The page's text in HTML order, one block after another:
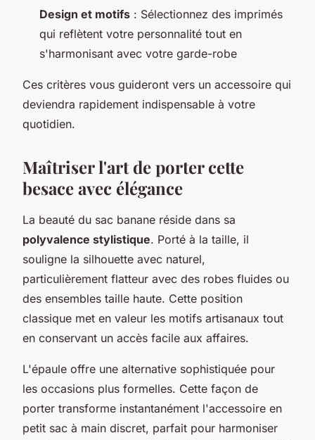
Design et motifs : Sélectionnez des imprimés
qui reflètent votre personnalité tout en
s'harmonisant avec votre garde-robe
Ces critères vous guideront vers un accessoire qui
deviendra rapidement indispensable à votre
quotidien.
Maîtriser l'art de porter cette
besace avec élégance
La beauté du sac banane réside dans sa
polyvalence stylistique. Porté à la taille, il
souligne la silhouette avec naturel,
particulièrement flatteur avec des robes fluides ou
des ensembles taille haute. Cette position
classique met en valeur les motifs artisanaux tout
en conservant un accès facile aux affaires.
L'épaule offre une alternative sophistiquée pour
les occasions plus formelles. Cette façon de
porter transforme instantanément l'accessoire en
petit sac à main discret, parfait pour harmoniser